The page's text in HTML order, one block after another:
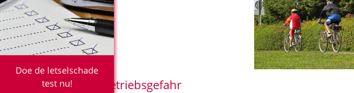
Betriebsgefahr
Doe de letselschade
test nu!